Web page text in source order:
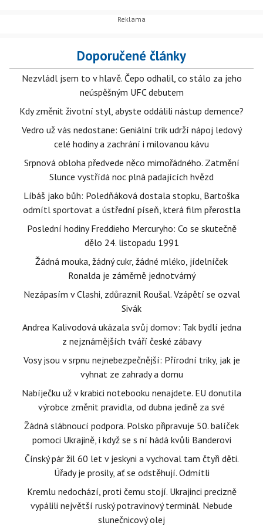
Doporučené články
Nezvládl jsem to v hlavě. Čepo odhalil, co stálo za jeho
neúspěšným UFC debutem
Kdy změnit životní styl, abyste oddálili nástup demence?
Vedro už vás nedostane: Geniální trik udrží nápoj ledový
celé hodiny a zachrání i milovanou kávu
Srpnová obloha předvede něco mimořádného. Zatmění
Slunce vystřídá noc plná padajících hvězd
Líbáš jako bůh: Poledňáková dostala stopku, Bartoška
odmítl sportovat a ústřední píseň, která film přerostla
Poslední hodiny Freddieho Mercuryho: Co se skutečně
dělo 24. listopadu 1991
Žádná mouka, žádný cukr, žádné mléko, jídelníček
Ronalda je záměrně jednotvárný
Nezápasím v Clashi, zdůraznil Roušal. Vzápětí se ozval
Sivák
Andrea Kalivodová ukázala svůj domov: Tak bydlí jedna
z nejznámějších tváří české zábavy
Vosy jsou v srpnu nejnebezpečnější: Přírodní triky, jak je
vyhnat ze zahrady a domu
Nabíječku už v krabici notebooku nenajdete. EU donutila
výrobce změnit pravidla, od dubna jedině za své
Žádná slábnoucí podpora. Polsko připravuje 50. balíček
pomoci Ukrajině, i když se s ní hádá kvůli Banderovi
Čínský pár žil 60 let v jeskyni a vychoval tam čtyři děti.
Úřady je prosily, ať se odstěhují. Odmítli
Kremlu nedochází, proti čemu stojí. Ukrajinci precizně
vypálili největší ruský potravinový terminál. Nebude
slunečnicový olej